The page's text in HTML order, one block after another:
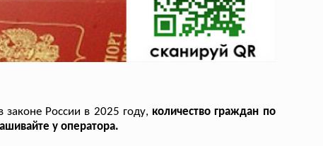
России в 2025 году, количество граждан по
у оператора.